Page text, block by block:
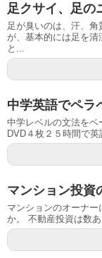
足クサイ、足の
足が臭いのは、汗、
が、基本的には足を清
と...
中学英語でペラ
中学レベルの文法をベ
DVD４枚２５時間で
マンション投資
マンションのオーナ
か。 不動産投資は数